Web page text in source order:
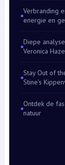
Verbranding
energie en
Diepe
Veronica
Stay Out of
Stine’s
Ontdek de
natuur